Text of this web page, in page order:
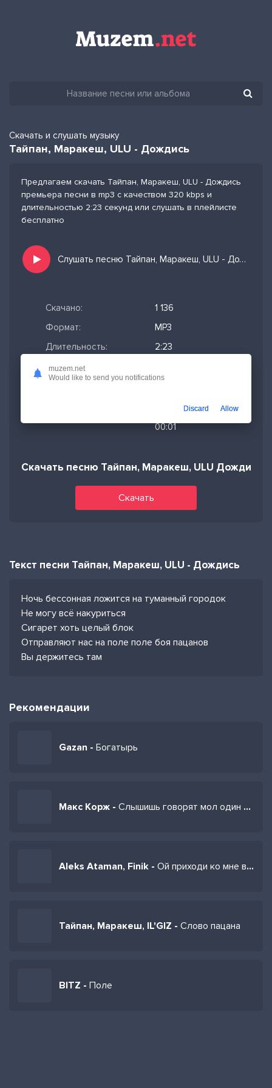
Скачать и слушать музыку
Тайпан, Маракеш, ULU - Дождись
Предлагаем скачать Тайпан, Маракеш, ULU - Дождись
премьера песни в mp3 с качеством 320 kbps и
длительностью 2:23 секунд или слушать в плейлисте
бесплатно
Слушать песню Тайпан, Маракеш, ULU - Дождись и добавить в избранных
Скачано:
1 136
Формат:
MP3
Длительность:
2:23
Размер файла:
00:01
Скачать песню Тайпан, Маракеш, ULU Дождись
Скачать
Текст песни Тайпан, Маракеш, ULU - Дождись
Ночь бессонная ложится на туманный городок
Не могу всё накуриться
Сигарет хоть целый блок
Отправляют нас на поле поле боя пацанов
Вы держитесь там
Рекомендации
Gazan - Богатырь
Макс Корж - Слышишь говорят мол один в поле воин
Aleks Ataman, Finik - Ой приходи ко мне в поле потанцевать
Тайпан, Маракеш, IL'GIZ - Слово пацана
BITZ - Поле
muzem.net
Would like to send you notifications
Discard Allow